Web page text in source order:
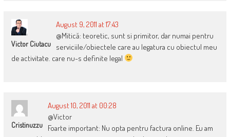
Victor Ciutacu
August 9, 2011 at 17:43
@Mitică: teoretic, sunt si primitor, dar numai pentru
serviciile/obiectele care au legatura cu obiectul meu
de activitate. care nu-s definite legal
Cristinuzzu
August 10, 2011 at 00:28
@Victor
Foarte important: Nu opta pentru factura online. Eu am